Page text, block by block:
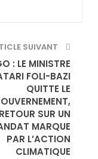
SUIVANT
: LE MINISTRE
FOLI-BAZI
QUITTE LE
RETOUR SUR UN
MARQUE
PAR L’ACTION
CLIMATIQUE